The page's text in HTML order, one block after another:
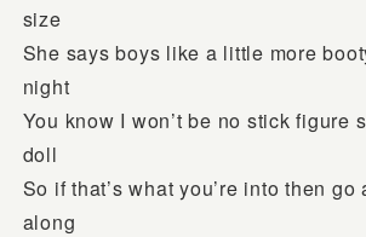
size
She says boys like a little more
night
You know I won’t be no stick figure
doll
So if that’s what you’re into then
along